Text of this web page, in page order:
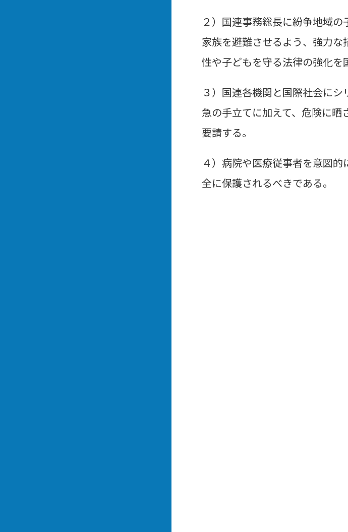
２）国連事務総長に紛争地域
家族を避難させるよう、強力
性や子どもを守る法律の強化を
３）国連各機関と国際社会に
急の手立てに加えて、危険に
要請する。
４）病院や医療従事者を意図
全に保護されるべきである。